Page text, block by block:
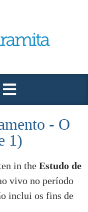
- O
1)
in the Estudo de
vivo no período
inclui os fins de